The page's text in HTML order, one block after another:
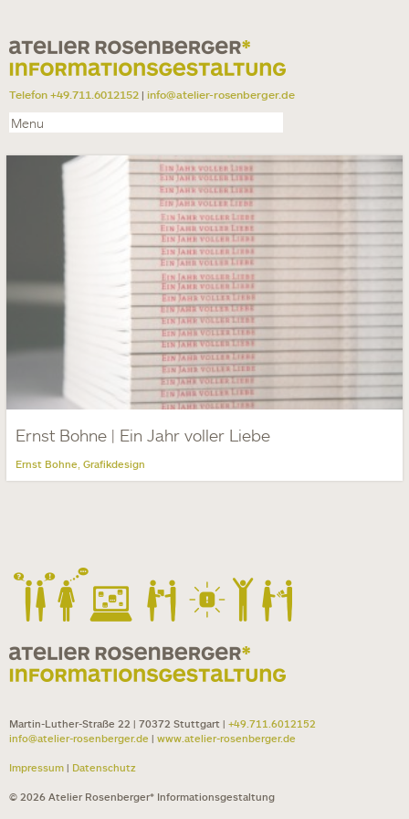
Telefon +49.711.6012152 | info@atelier-rosenberger.de
Ernst Bohne | Ein Jahr voller Liebe
Ernst Bohne, Grafikdesign
Martin-Luther-Straße 22 | 70372 Stuttgart | +49.711.6012152
info@atelier-rosenberger.de | www.atelier-rosenberger.de
Impressum | Datenschutz
© 2026 Atelier Rosenberger* Informationsgestaltung